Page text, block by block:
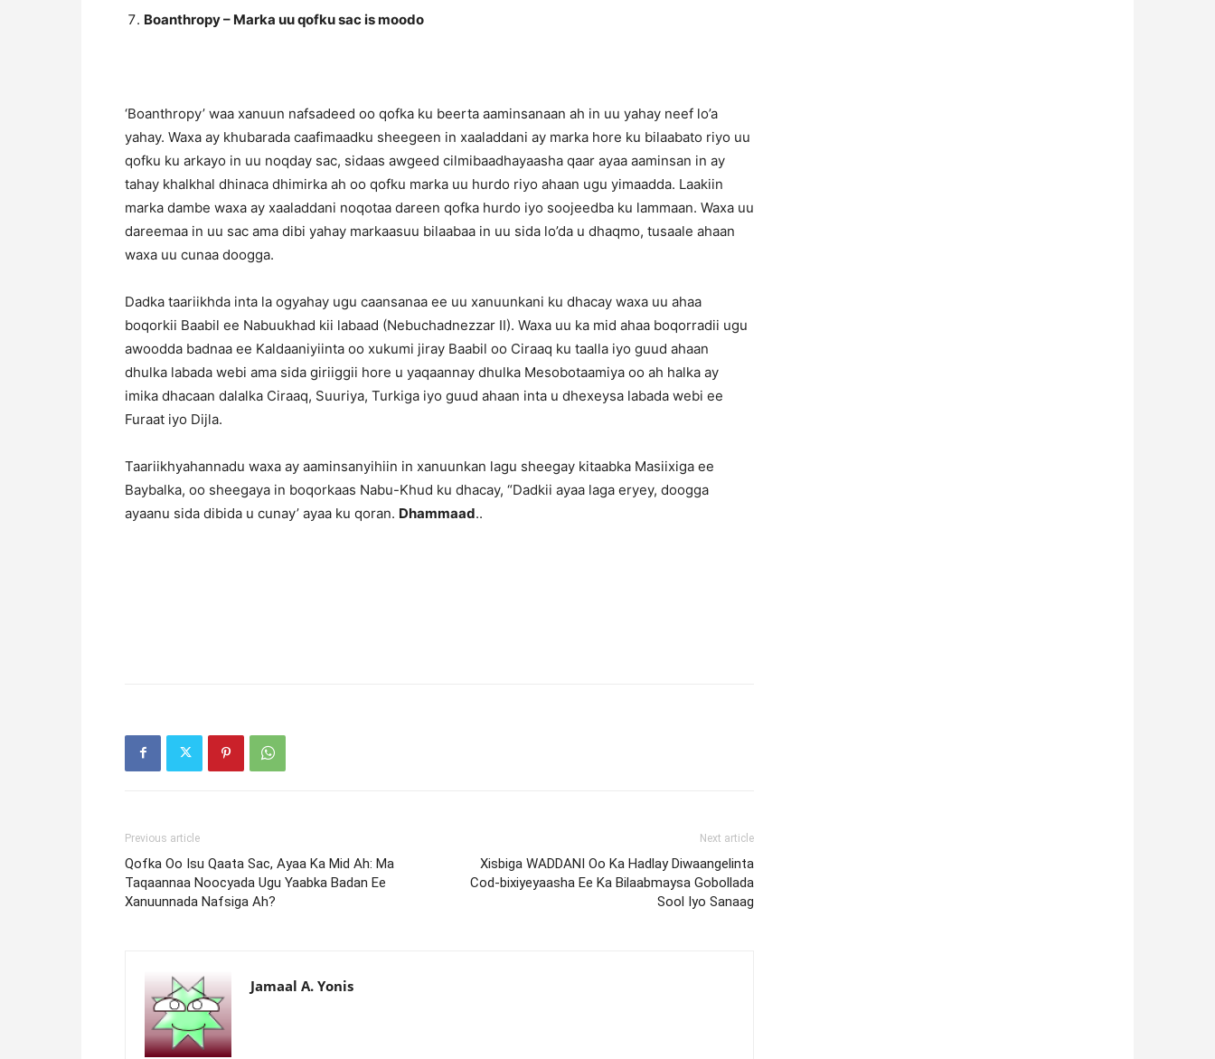
Boanthropy – Marka uu qofku sac is moodo
‘Boanthropy’ waa xanuun nafsadeed oo qofka ku beerta aaminsanaan ah in uu yahay neef lo’a
yahay. Waxa ay khubarada caafimaadku sheegeen in xaaladdani ay marka hore ku bilaabato riyo uu
qofku ku arkayo in uu noqday sac, sidaas awgeed cilmibaadhayaasha qaar ayaa aaminsan in ay
tahay khalkhal dhinaca dhimirka ah oo qofku marka uu hurdo riyo ahaan ugu yimaadda. Laakiin
marka dambe waxa ay xaaladdani noqotaa dareen qofka hurdo iyo soojeedba ku lammaan. Waxa uu
dareemaa in uu sac ama dibi yahay markaasuu bilaabaa in uu sida lo’da u dhaqmo, tusaale ahaan
waxa uu cunaa doogga.
Dadka taariikhda inta la ogyahay ugu caansanaa ee uu xanuunkani ku dhacay waxa uu ahaa
boqorkii Baabil ee Nabuukhad kii labaad (Nebuchadnezzar II). Waxa uu ka mid ahaa boqorradii ugu
awoodda badnaa ee Kaldaaniyiinta oo xukumi jiray Baabil oo Ciraaq ku taalla iyo guud ahaan
dhulka labada webi ama sida giriiggii hore u yaqaannay dhulka Mesobotaamiya oo ah halka ay
imika dhacaan dalalka Ciraaq, Suuriya, Turkiga iyo guud ahaan inta u dhexeysa labada webi ee
Furaat iyo Dijla.
Taariikhyahannadu waxa ay aaminsanyihiin in xanuunkan lagu sheegay kitaabka Masiixiga ee
Baybalka, oo sheegaya in boqorkaas Nabu-Khud ku dhacay, “Dadkii ayaa laga eryey, doogga
ayaanu sida dibida u cunay’ ayaa ku qoran. Dhammaad..
Previous article
Qofka Oo Isu Qaata Sac, Ayaa Ka Mid Ah: Ma
Taqaannaa Noocyada Ugu Yaabka Badan Ee
Xanuunnada Nafsiga Ah?
Next article
Xisbiga WADDANI Oo Ka Hadlay Diwaangelinta
Cod-bixiyeyaasha Ee Ka Bilaabmaysa Gobollada
Sool Iyo Sanaag
Jamaal A. Yonis